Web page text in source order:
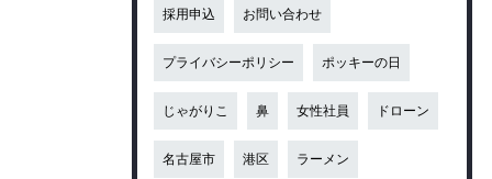
採用申込 お問い合わせ
プライバシーポリシー ポッキーの日
じゃがりこ 鼻 女性社員 ドローン
名古屋市 港区 ラーメン